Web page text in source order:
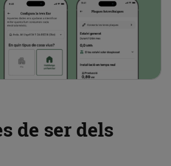
de ser dels